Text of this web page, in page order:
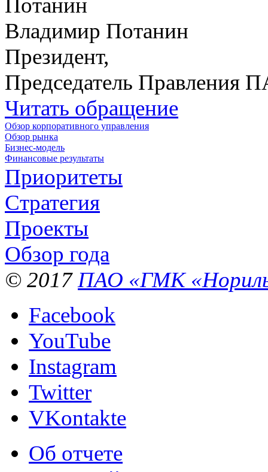
Владимир Потанин
Президент,
Председатель Правления
Читать обращение
Обзор корпоративного управления
Обзор рынка
Бизнес-модель
Финансовые результаты
Приоритеты
Стратегия
Проекты
Обзор года
© 2017 ПАО «ГМК
Facebook
YouTube
Instagram
Twitter
VKontakte
Об отчете